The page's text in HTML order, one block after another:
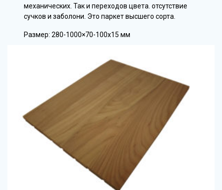
механических. Так и переходов цвета. отсутствие
сучков и заболони. Это паркет высшего сорта.
Размер: 280-1000×70-100х15 мм